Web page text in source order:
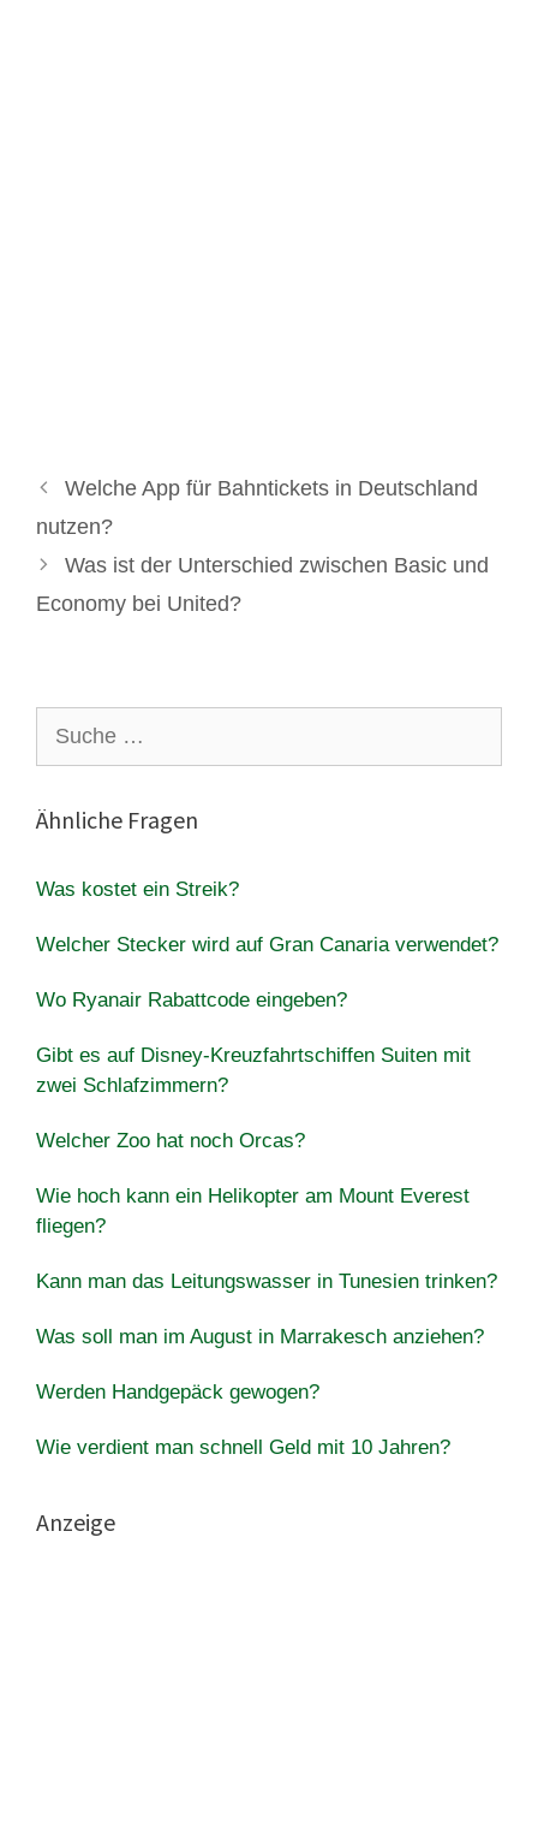
Welche App für Bahntickets in Deutschland
nutzen?
Was ist der Unterschied zwischen Basic und
Economy bei United?
nach:
Ähnliche Fragen
Was kostet ein Streik?
Welcher Stecker wird auf Gran Canaria verwendet?
Wo Ryanair Rabattcode eingeben?
Gibt es auf Disney-Kreuzfahrtschiffen Suiten mit
zwei Schlafzimmern?
Welcher Zoo hat noch Orcas?
Wie hoch kann ein Helikopter am Mount Everest
fliegen?
Kann man das Leitungswasser in Tunesien trinken?
Was soll man im August in Marrakesch anziehen?
Werden Handgepäck gewogen?
Wie verdient man schnell Geld mit 10 Jahren?
Anzeige